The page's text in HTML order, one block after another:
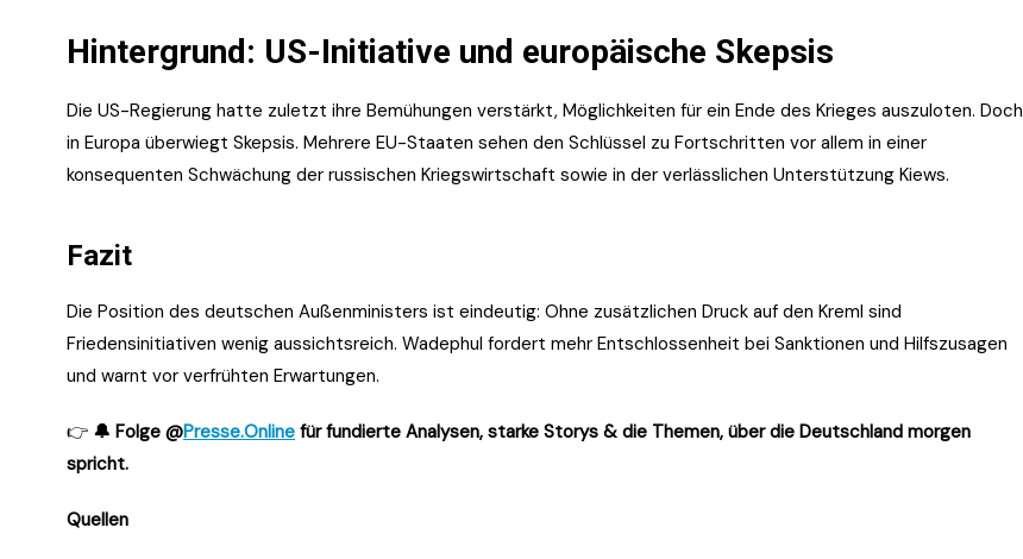
Hintergrund: US-Initiative und europäische Skepsis
Die US-Regierung hatte zuletzt ihre Bemühungen verstärkt, Möglichkeiten für ein Ende des Krieges auszuloten. Doch
in Europa überwiegt Skepsis. Mehrere EU-Staaten sehen den Schlüssel zu Fortschritten vor allem in einer
konsequenten Schwächung der russischen Kriegswirtschaft sowie in der verlässlichen Unterstützung Kiews.
Fazit
Die Position des deutschen Außenministers ist eindeutig: Ohne zusätzlichen Druck auf den Kreml sind
Friedensinitiativen wenig aussichtsreich. Wadephul fordert mehr Entschlossenheit bei Sanktionen und Hilfszusagen
und warnt vor verfrühten Erwartungen.
👉 🔔 Folge @Presse.Online für fundierte Analysen, starke Storys & die Themen, über die Deutschland morgen
spricht.
Quellen